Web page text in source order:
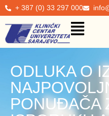
+ 387 (0) 33 297 000
ODLUKA O
PONUĐAČA